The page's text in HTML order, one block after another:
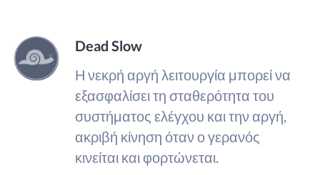
Dead Slow
Η νεκρή αργή λειτουργία μπορεί να
εξασφαλίσει τη σταθερότητα του
συστήματος ελέγχου και την αργή,
ακριβή κίνηση όταν ο γερανός
κινείται και φορτώνεται.